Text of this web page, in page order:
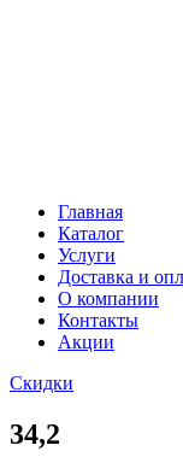
Главная
Каталог
Услуги
Доставка и
О компании
Контакты
Акции
Скидки
34,2